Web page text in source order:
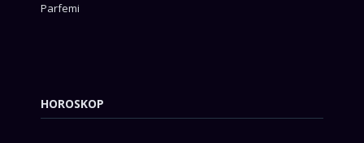
Parfemi
HOROSKOP